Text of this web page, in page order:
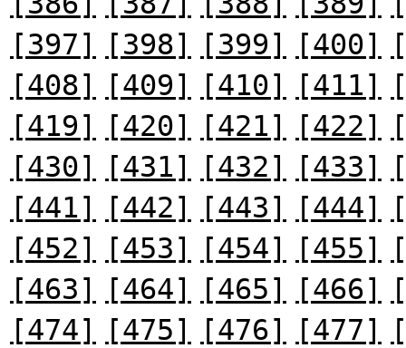
[397]
[398] [399] [400]
[408]
[409] [410] [411]
[419]
[420] [421] [422]
[430]
[431] [432] [433]
[441]
[442] [443] [444]
[452]
[453] [454] [455]
[463]
[464] [465] [466]
[474]
[475] [476] [477]